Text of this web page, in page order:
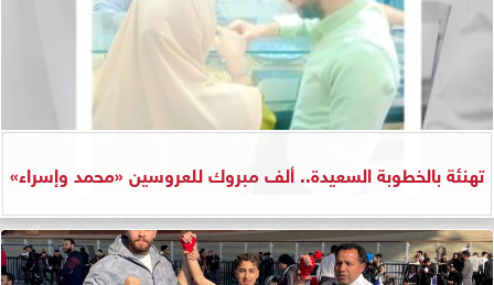
تهنئة بالخطوبة السعيدة.. ألف مبروك للعروسين «محمد وإسراء»